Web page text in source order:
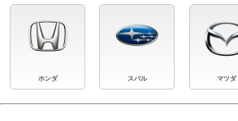
ホンダ スバル マツダ